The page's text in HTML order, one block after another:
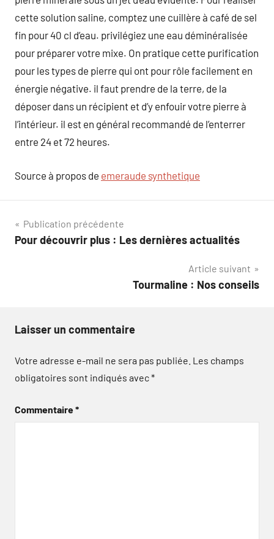
cette solution saline, comptez une cuillère à café de sel
fin pour 40 cl d’eau. privilégiez une eau déminéralisée
pour préparer votre mixe. On pratique cette purification
pour les types de pierre qui ont pour rôle facilement en
énergie négative. il faut prendre de la terre, de la
déposer dans un récipient et d’y enfouir votre pierre à
l’intérieur. il est en général recommandé de l’enterrer
entre 24 et 72 heures.
Source à propos de emeraude synthetique
Navigation
de
Publication précédente
Pour découvrir plus : Les dernières actualités
Article suivant
Tourmaline : Nos conseils
Laisser un commentaire
Votre adresse e-mail ne sera pas publiée. Les champs
obligatoires sont indiqués avec*
Commentaire*